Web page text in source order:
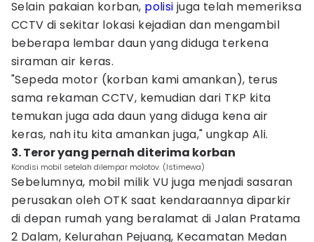
Selain pakaian korban, polisi juga telah memeriksa
CCTV di sekitar lokasi kejadian dan mengambil
beberapa lembar daun yang diduga terkena
siraman air keras.
"Sepeda motor (korban kami amankan), terus
sama rekaman CCTV, kemudian dari TKP kita
temukan juga ada daun yang diduga kena air
keras, nah itu kita amankan juga," ungkap Ali.
3. Teror yang pernah diterima korban
Kondisi mobil setelah dilempar molotov. (Istimewa)
Sebelumnya, mobil milik VU juga menjadi sasaran
perusakan oleh OTK saat kendaraannya diparkir
di depan rumah yang beralamat di Jalan Pratama
2 Dalam, Kelurahan Pejuang, Kecamatan Medan